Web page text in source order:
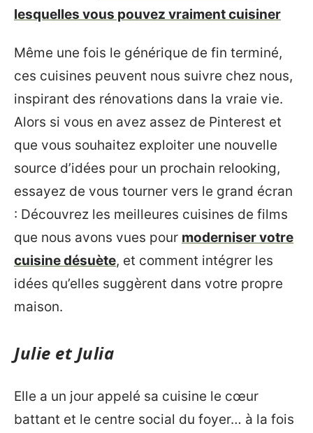
lesquelles vous pouvez vraiment cuisiner
Même une fois le générique de fin terminé,
ces cuisines peuvent nous suivre chez nous,
inspirant des rénovations dans la vraie vie.
Alors si vous en avez assez de Pinterest et
que vous souhaitez exploiter une nouvelle
source d’idées pour un prochain relooking,
essayez de vous tourner vers le grand écran
: Découvrez les meilleures cuisines de films
que nous avons vues pour moderniser votre
cuisine désuète, et comment intégrer les
idées qu’elles suggèrent dans votre propre
maison.
Julie et Julia
Elle a un jour appelé sa cuisine le cœur
battant et le centre social du foyer… à la fois